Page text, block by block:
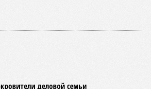
в Поднебесной приключилось то, что
тремя несчастьями. Страну
многолетняя засуха, страшный
ливни. Несколько миллионов
этот разгул стихий. Вот что тогда
в Китае чрезвычайно
суровой. Снега образовалось огромное